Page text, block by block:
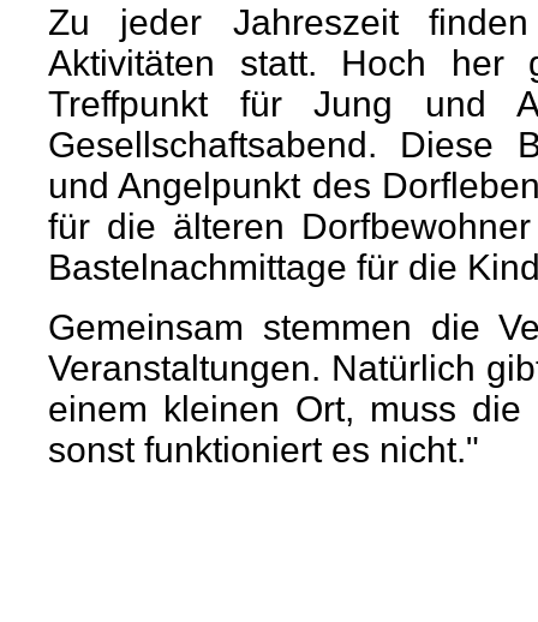
Zu jeder Jahreszeit
Aktivitäten statt. Hoch her
Treffpunkt für Jung und
Gesellschaftsabend. Diese
und Angelpunkt des
für die älteren
Bastelnachmittage für die
Gemeinsam stemmen die
Veranstaltungen. Natürlich
einem kleinen Ort, muss die
sonst funktioniert es nicht."